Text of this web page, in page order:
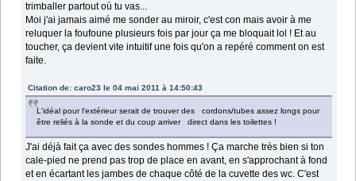
trimballer partout où tu vas...
Moi j'ai jamais aimé me sonder au miroir, c'est con mais avoir à me
reluquer la foufoune plusieurs fois par jour ça me bloquait lol ! Et au
toucher, ça devient vite intuitif une fois qu'on a repéré comment on est
faite.
Citation de: caro23 le 04 mai 2011 à 14:50:43
L'idéal pour l'extérieur serait de trouver des cordons/tubes assez longs pour
être reliés à la sonde et du coup arriver direct dans les toilettes !
J'ai déjà fait ça avec des sondes hommes ! Ça marche très bien si ton
cale-pied ne prend pas trop de place en avant, en s'approchant à fond
et en écartant les jambes de chaque côté de la cuvette des wc. C'est